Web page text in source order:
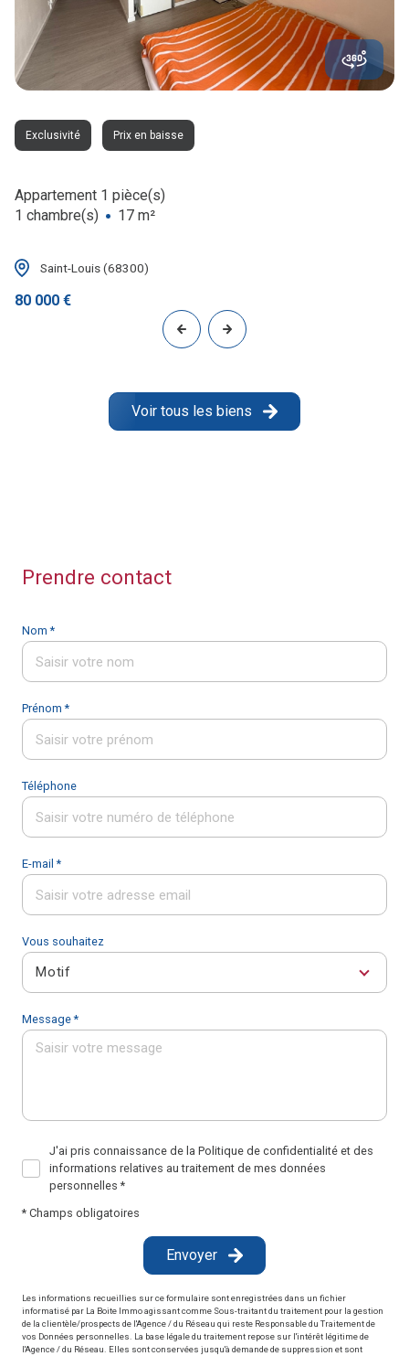
Exclusivité Prix en baisse
Appartement 1 pièce(s)
1 chambre(s)
17 m²
Saint-Louis (68300)
80 000 €
Voir tous les biens
Prendre contact
Nom *
Prénom *
Téléphone
E-mail *
Vous souhaitez
Motif
Message *
J'ai pris connaissance de la Politique de confidentialité et des
informations relatives au traitement de mes données
personnelles *
* Champs obligatoires
Envoyer
Les informations recueillies sur ce formulaire sont enregistrées dans un fichier
informatisé par La Boite Immo agissant comme Sous-traitant du traitement pour la gestion
de la clientèle/prospects de l'Agence / du Réseau qui reste Responsable du Traitement de
vos Données personnelles. La base légale du traitement repose sur l'intérêt légitime de
l'Agence / du Réseau. Elles sont conservées jusqu'à demande de suppression et sont